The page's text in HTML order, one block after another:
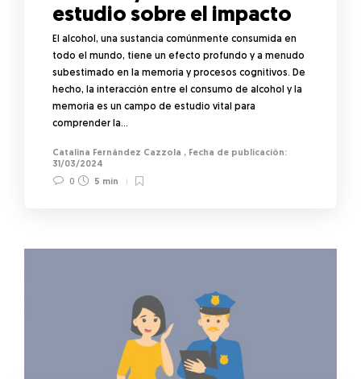
estudio sobre el impacto
El alcohol, una sustancia comúnmente consumida en
todo el mundo, tiene un efecto profundo y a menudo
subestimado en la memoria y procesos cognitivos. De
hecho, la interacción entre el consumo de alcohol y la
memoria es un campo de estudio vital para
comprender la…
Catalina Fernández Cazzola ,
31/03/2024
0
5 min